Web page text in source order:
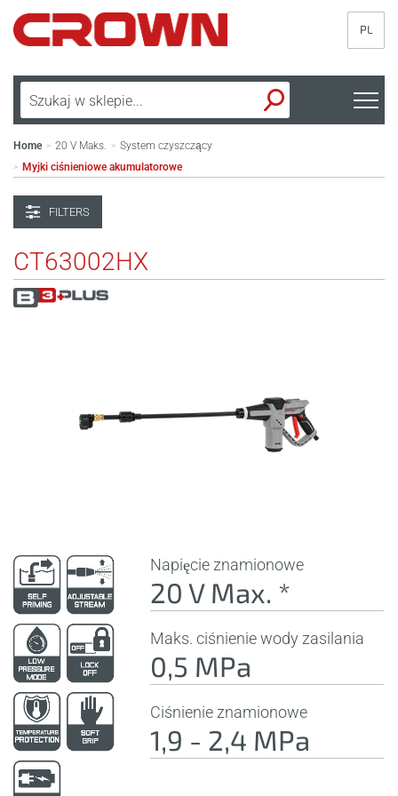
PL
Home > 20 V Maks. > System czyszczący
> Myjki ciśnieniowe akumulatorowe
FILTERS
CT63002HX
Napięcie znamionowe
20 V Max. *
Maks. ciśnienie wody zasilania
0,5 MPa
Ciśnienie znamionowe
1,9 - 2,4 MPa